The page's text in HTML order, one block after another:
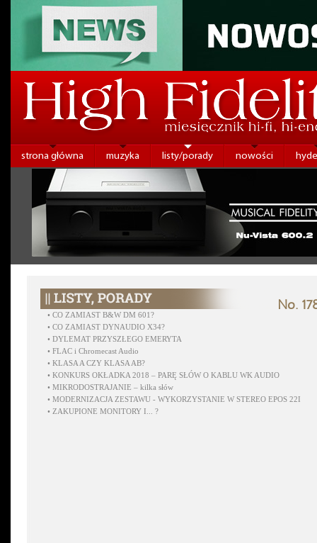
strona główna muzyka listy/porady nowości
No.
• CO ZAMIAST B&W DM 601?
• CO ZAMIAST DYNAUDIO X34?
• DYLEMAT PRZYSZŁEGO EMERYTA
• FLAC i Chromecast Audio
• KLASA A CZY KLASA AB?
• KONKURS OKŁADKA 2018 – PARĘ SŁÓW O KABLU WK AUDIO
• MIKRODOSTRAJANIE – kilka słów
• MODERNIZACJA ZESTAWU - WYKORZYSTANIE W STEREO EPOS 22I
• ZAKUPIONE MONITORY I... ?